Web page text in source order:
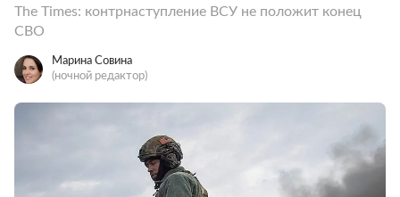
The Times: контрнаступление ВСУ не положит конец
СВО
Марина Совина
(ночной редактор)